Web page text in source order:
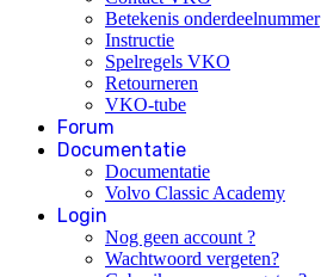
Betekenis onderdeelnummer
Instructie
Spelregels VKO
Retourneren
VKO-tube
Forum
Documentatie
Documentatie
Volvo Classic Academy
Login
Nog geen account ?
Wachtwoord vergeten?